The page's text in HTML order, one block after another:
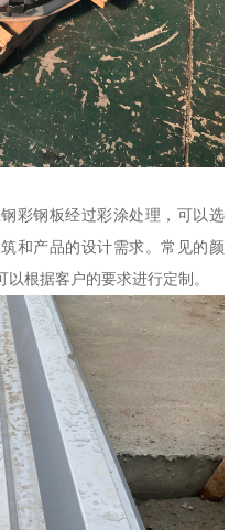
彩钢板经过彩涂处理，可以选
和产品的设计需求。常见的颜
根据客户的要求进行定制。